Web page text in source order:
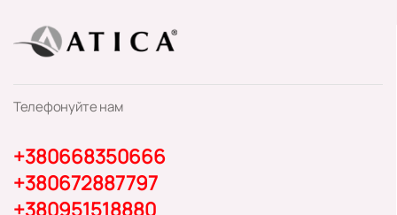
Телефонуйте нам
+380668350666
+380672887797